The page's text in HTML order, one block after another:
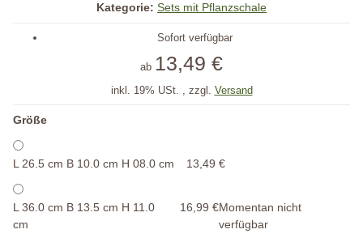
Kategorie: Sets mit Pflanzschale
Sofort verfügbar
ab 13,49 €
inkl. 19% USt. , zzgl. Versand
Größe
L 26.5 cm B 10.0 cm H 08.0 cm 13,49 €
L 36.0 cm B 13.5 cm H 11.0
cm
16,99 €Momentan nicht
verfügbar